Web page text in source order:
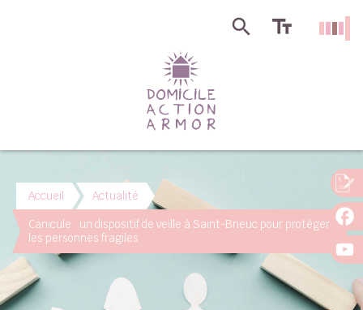
Accueil Actualité
Canicule : un dispositif de veille à Saint-Brieuc pour protéger
les personnes fragiles